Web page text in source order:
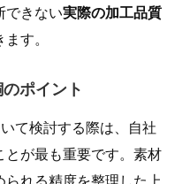
できない実際の加工品質
す。
ポイント
て検討する際は、自社
が最も重要です。素材
れる精度を整理した上